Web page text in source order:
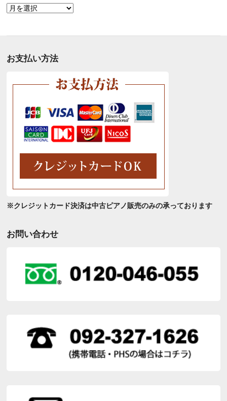
月
カ
お支払い方法
※クレジットカード決済は中古ピアノ販売のみの承っております
お問い合わせ